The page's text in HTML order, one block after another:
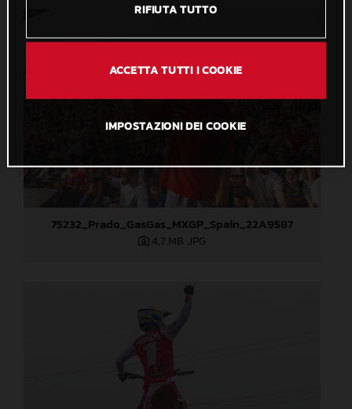
75232_Prado_GasGas_MXGP_Spain_22A9587
4,7 MB .JPG
RIFIUTA TUTTO
ACCETTA TUTTI I COOKIE
IMPOSTAZIONI DEI COOKIE